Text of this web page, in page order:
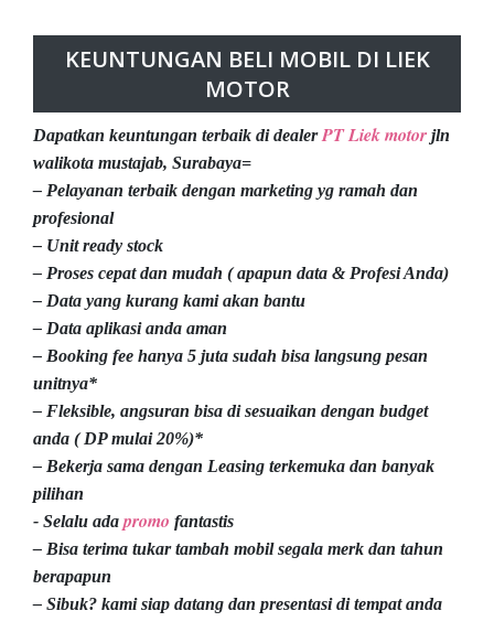
KEUNTUNGAN BELI MOBIL DI LIEK
MOTOR
Dapatkan keuntungan terbaik di dealerPT Liek motor jln
walikota mustajab, Surabaya=
– Pelayanan terbaik dengan marketing yg ramah dan
profesional
– Unit ready stock
– Proses cepat dan mudah ( apapun data & Profesi Anda)
– Data yang kurang kami akan bantu
– Data aplikasi anda aman
– Booking fee hanya 5 juta sudah bisa langsung pesan
unitnya*
– Fleksible, angsuran bisa di sesuaikan dengan budget
anda ( DP mulai 20%)*
– Bekerja sama dengan Leasing terkemuka dan banyak
pilihan
- Selalu ada promo fantastis
– Bisa terima tukar tambah mobil segala merk dan tahun
berapapun
– Sibuk? kami siap datang dan presentasi di tempat anda